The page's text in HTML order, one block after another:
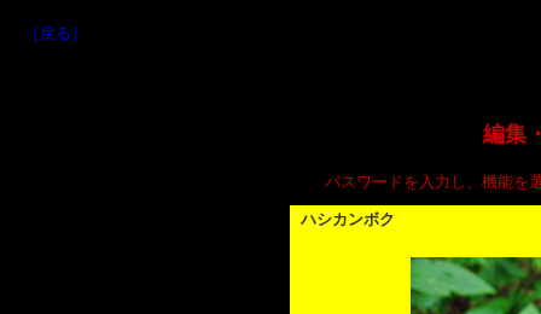
［戻る］
編集
パスワードを入力し、機能を
ハシカンボク